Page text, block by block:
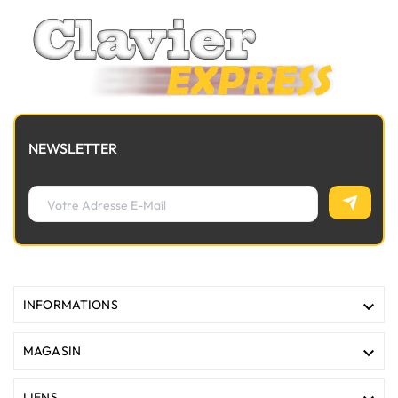
NEWSLETTER
INFORMATIONS 
MAGASIN 